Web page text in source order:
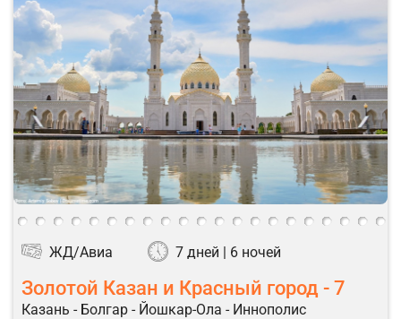
ЖД/Авиа 7 дней | 6 ночей
Золотой Казан и Красный город - 7
Казань - Болгар - Йошкар-Ола - Иннополис